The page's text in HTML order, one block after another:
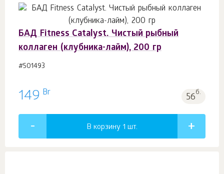
БАД Fitness Catalyst. Чистый рыбный
коллаген (клубника-лайм), 200 гр
#501493
149 Br 56б.
В корзину 1 шт.